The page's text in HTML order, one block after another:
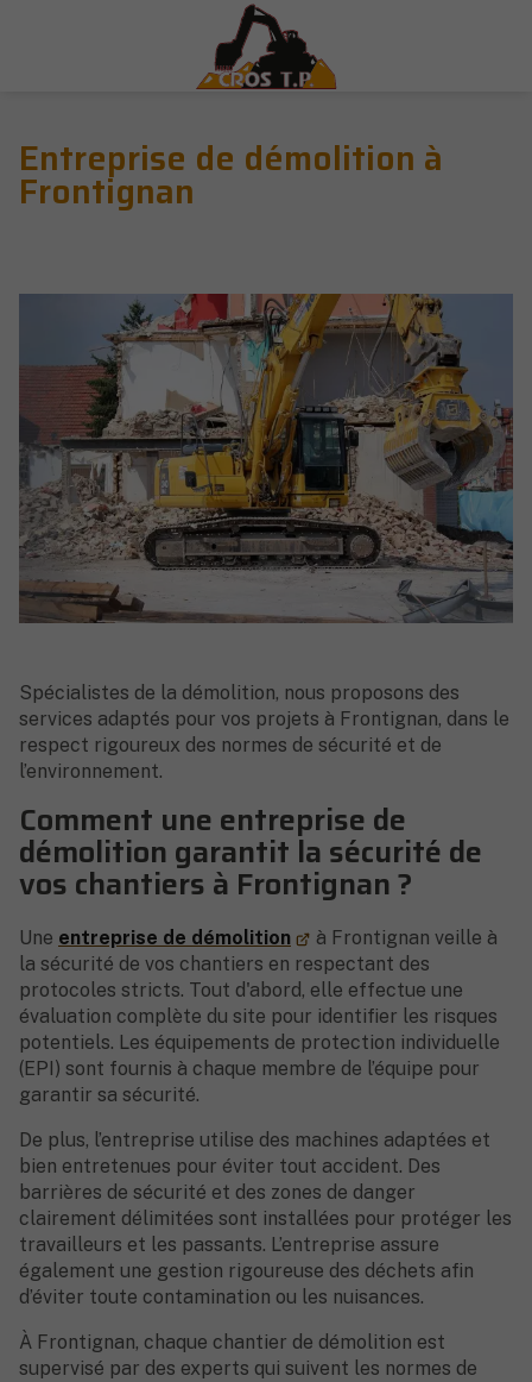
Entreprise de démolition à
Frontignan
Spécialistes de la démolition, nous proposons des
services adaptés pour vos projets à Frontignan, dans le
respect rigoureux des normes de sécurité et de
l’environnement.
Comment une entreprise de
démolition garantit la sécurité de
vos chantiers à Frontignan ?
Une entreprise de démolition
à Frontignan veille à
la sécurité de vos chantiers en respectant des
protocoles stricts. Tout d'abord, elle effectue une
évaluation complète du site pour identifier les risques
potentiels. Les équipements de protection individuelle
(EPI) sont fournis à chaque membre de l’équipe pour
garantir sa sécurité.
De plus, l’entreprise utilise des machines adaptées et
bien entretenues pour éviter tout accident. Des
barrières de sécurité et des zones de danger
clairement délimitées sont installées pour protéger les
travailleurs et les passants. L’entreprise assure
également une gestion rigoureuse des déchets afin
d’éviter toute contamination ou les nuisances.
À Frontignan, chaque chantier de démolition est
supervisé par des experts qui suivent les normes de